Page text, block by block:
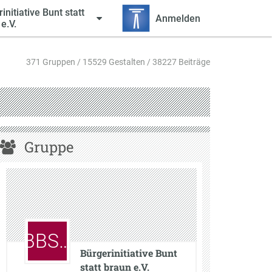
Bunt statt
Anmelden
371 Gruppen / 15529 Gestalten / 38227 Beiträge
Gruppe
BBS…
Bürgerinitiative Bunt
statt braun e.V.